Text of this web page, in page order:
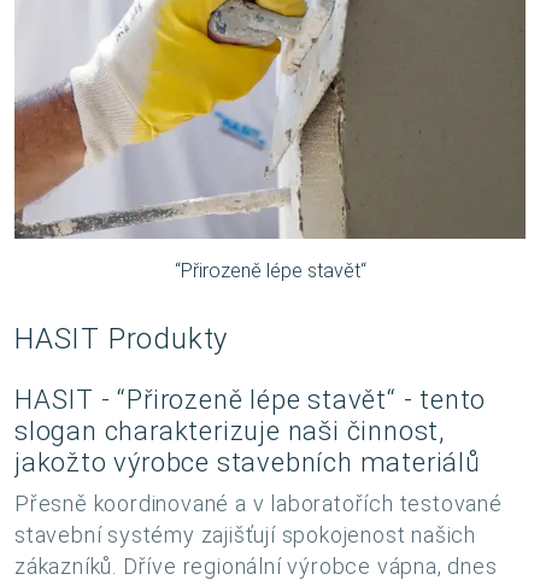
“Přirozeně lépe stavět“
HASIT Produkty
HASIT - “Přirozeně lépe stavět“ - tento
slogan charakterizuje naši činnost,
jakožto výrobce stavebních materiálů
Přesně koordinované a v laboratořích testované
stavební systémy zajišťují spokojenost našich
zákazníků. Dříve regionální výrobce vápna, dnes